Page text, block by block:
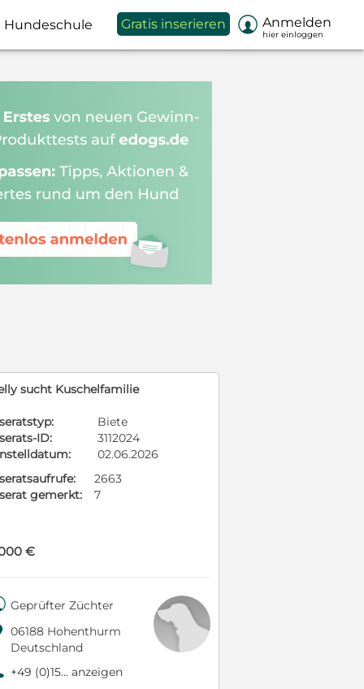
Hundeschule Gratis inserieren  Anmelden
hier einloggen
sucht Kuschelfamilie
Biete
ID:
3112024
02.06.2026
2663
gemerkt:
7
€
Geprüfter Züchter
06188 Hohenthurm
Deutschland
+49 (0)15... anzeigen